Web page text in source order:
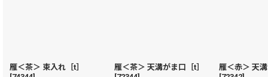
雁＜茶＞ 束入れ［t］
雁＜茶＞ 天溝がま口［t］
雁＜赤＞ 天